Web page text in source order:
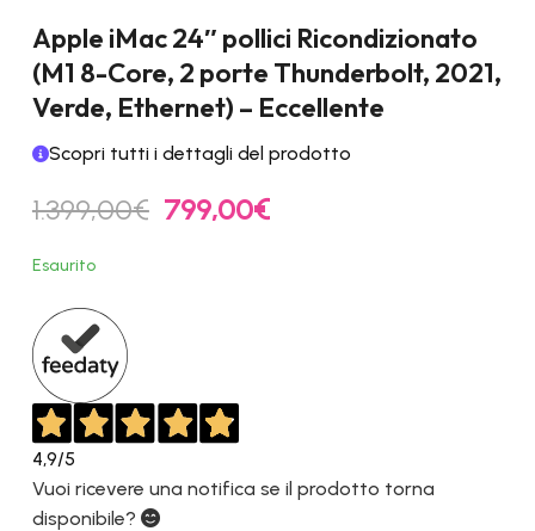
Apple iMac 24″ pollici Ricondizionato
(M1 8-Core, 2 porte Thunderbolt, 2021,
Verde, Ethernet) – Eccellente
Scopri tutti i dettagli del prodotto
1.399,00€ Il
prezzo
799,00€Il
Esaurito
4,9/5
Vuoi ricevere una notifica se il prodotto torna
disponibile?